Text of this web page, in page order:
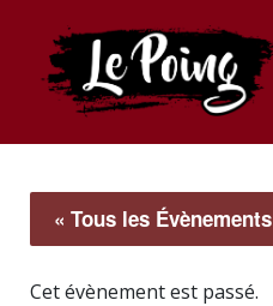
« Tous les Évènements
Cet évènement est passé.